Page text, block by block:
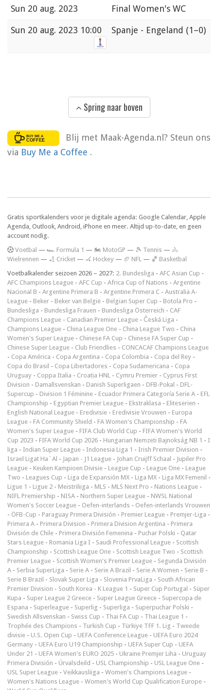
Sun 20 aug. 2023 Final Women's WC
Sun 20 aug. 2023 10:00 Spanje - Engeland (1–0)
Spring naar boven
Blij met Maak-Agenda.nl? Steun ons
via Buy Me a Coffee .
Gratis sportkalenders voor je digitale agenda: Google Calendar, Apple
Agenda, Outlook, Android, iPhone en meer. Altijd up-to-date, en geen
account nodig.
Voetbal — 🏎️ Formula 1 — 🏍 MotoGP — 🎾 Tennis — 🚴
Wielrennen — 🏏 Cricket — 🏑 Hockey — 🏈 NFL — 🏀 Basketbal
Voetbalkalender seizoen 2026 – 2027: 2. Bundesliga - AFC Asian Cup -
AFC Champions League - AFC Cup - Africa Cup of Nations - Argentine
Nacional B - Argentine Primera B - Argentine Primera C - Australia A-
League - Beker - Beker van België - Belgian Super Cup - Botola Pro -
Bundesliga - Bundesliga Frauen - Bundesliga Österreich - CAF
Champions League - Canadian Premier League - Česká Liga -
Champions League - China League One - China League Two - China
Women's Super League - Chinese FA Cup - Chinese FA Super Cup -
Chinese Super League - Club Friendlies - CONCACAF Champions League
- Copa América - Copa Argentina - Copa Colombia - Copa del Rey -
Copa do Brasil - Copa Libertadores - Copa Sudamericana - Copa
Uruguay - Coppa Italia - Croatia HNL - Cymru Premier - Cyprus First
Division - Damallsvenskan - Danish Superligaen - DFB-Pokal - DFL-
Supercup - Division 1 Féminine - Ecuador Primera Categoría Serie A - EFL
Championship - Egyptian Premier League - Ekstraklasa - Eliteserien -
English National League - Eredivisie - Eredivisie Vrouwen - Europa
League - FA Community Shield - FA Women's Championship - FA
Women's Super League - FIFA Club World Cup - FIFA Women's World
Cup 2023 - FIFA World Cup 2026 - Hungarian Nemzeti Bajnokság NB 1 - I
liga - Indian Super League - Indonesia Liga 1 - Irish Premier Division -
Israel Ligat Ha`Al - Japan - J1 League - Johan Cruijff Schaal - Jupiler Pro
League - Keuken Kampioen Divisie - League Cup - League One - League
Two - Leagues Cup - Liga de Expansión MX - Liga MX - Liga MX Femenil -
Ligue 1 - Ligue 2 - Meistriliiga - MLS - MLS Next Pro - Nations League -
NIFL Premiership - NISA - Northern Super League - NWSL National
Women's Soccer League - Oefen-interlands - Oefen-interlands Vrouwen
- ÖFB-Cup - Paraguay Primera División - Premier League - Premjer-Liga -
Primera A - Primera Division - Primera Division Argentina - Primera
División de Chile - Primera División Femenina - Puchar Polski - Qatar
Stars League - Romania Liga I - Saudi Professional League - Scottish
Championship - Scottish League One - Scottish League Two - Scottish
Premier League - Scottish Women's Premier League - Segunda División
A - Serbia SuperLiga - Serie A - Serie A Brazil - Serie A Women - Serie B -
Serie B Brazil - Slovak Super Liga - Slovenia PrvaLiga - South African
Premier Division - South Korea - K League 1 - Super Cup Portugal - Süper
Kupa - Super League 2 Greece - Super League Greece - Supercopa de
Espana - Superleague - Superlig - Superliga - Superpuchar Polski -
Swedish Allsvenskan - Swiss Cup - Thai FA Cup - Thai League 1 -
Trophée des Champions - Turkish Cup - Türkiye TFF 1. Lig - Tweede
divisie - U.S. Open Cup - UEFA Conference League - UEFA Euro 2024
Germany - UEFA Euro U19 Championship - UEFA Super Cup - UEFA
Under 21 - UEFA Women's EURO 2025 - Ukraine Premjer Liha - Uruguay
Primera División - Úrvalsdeild - USL Championship - USL League One -
USL Super League - Veikkausliiga - Women's Champions League -
Women's Nations League - Women's World Cup Qualification Europe -